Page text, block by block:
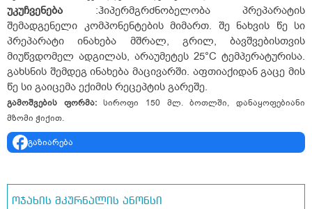
უკუჩვენება :ჰიპერმგრძნობელობა პრეპარატის
შემადგენელი კომპონენტების მიმართ. შე ნახვის წე სი
პრეპარატი ინახება მშრალ, გრილ, ბავშვებისთვის
მიუწვდომელ ადგილას, არაუმეტეს 25°C ტემპერატურისა.
გახსნის შემდეგ ინახება მაცივარში. აფთიაქიდან გაცე მის
წე სი გაიცემა ექიმის რეცეპტის გარეშე.
გამოშვების ფორმა:სიროფი 150 მლ. ბოთლში, დანაყოფებიანი
მზომი ჭიქით.
გაზიარება
ოჯახის მკურნალის ანონსი